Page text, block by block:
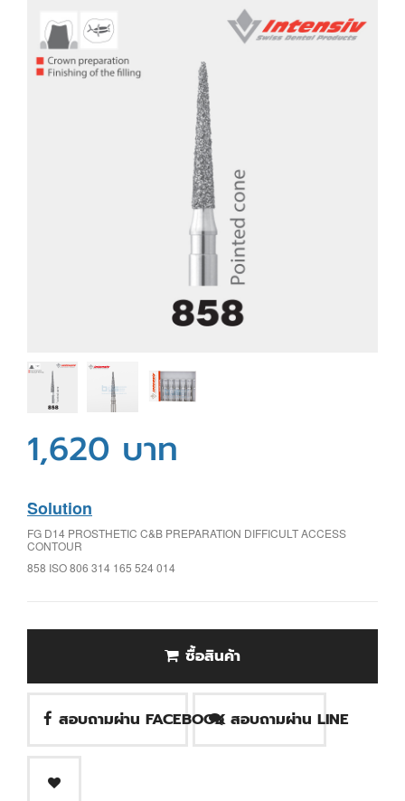
1,620 บาท
Solution
FG D14 PROSTHETIC C&B PREPARATION DIFFICULT ACCESS
CONTOUR
858 ISO 806 314 165 524 014
ซื้อสินค้า
สอบถามผ่าน FACEBOOK สอบถามผ่าน LINE